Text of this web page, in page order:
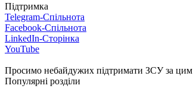
Підтримка
Telegram-Спільнота
Facebook-Спільнота
LinkedIn-Сторінка
YouTube
Просимо небайдужих підтримати ЗСУ за цим
Популярні розділи